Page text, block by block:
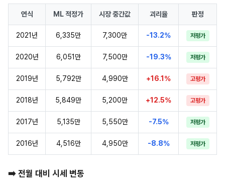
연식 ML 적정가 시장 중간값 괴리율 판정
2021년 6,335만 7,300만 -13.2% 저평가
2020년 6,051만 7,500만 -19.3% 저평가
2019년 5,792만 4,990만 +16.1% 고평가
2018년 5,849만 5,200만 +12.5% 고평가
2017년 5,135만 5,550만 -7.5% 저평가
2016년 4,516만 4,950만 -8.8% 저평가
➡️ 전월 대비 시세 변동